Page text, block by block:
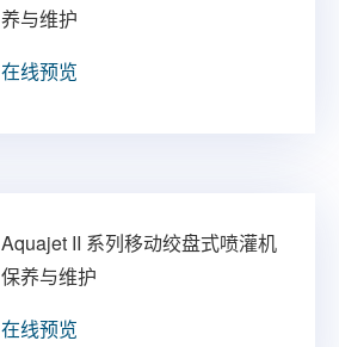
养与维护
在线预览
Aquajet II 系列移动绞盘式喷灌机
保养与维护
在线预览